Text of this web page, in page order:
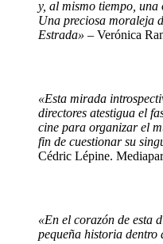
y, al mismo tiempo,
Una preciosa moraleja
Estrada» – Verónica
«Esta mirada
directores atestigua el
cine para organizar el
fin de cuestionar su
Cédric Lépine.
«En el corazón de esta
pequeña historia